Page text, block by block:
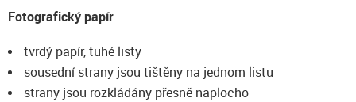
Fotografický papír
tvrdý papír, tuhé listy
sousední strany jsou tištěny na jednom listu
strany jsou rozkládány přesně naplocho